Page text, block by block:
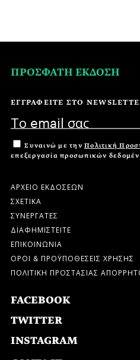
ΠΡΟΣΦΑΤΗ ΕΚΔΟΣΗ
ΕΓΓΡΑΦΕΙΤΕ ΣΤΟ
Συναινώ με την Πολιτική
επεξεργασία προσωπικών
ΑΡΧΕΙΟ ΕΚΔΟΣΕΩΝ
ΣΧΕΤΙΚΑ
ΣΥΝΕΡΓΑΤΕΣ
ΔΙΑΦΗΜΙΣΤΕΙΤΕ
ΕΠΙΚΟΙΝΩΝΙΑ
ΟΡΟΙ & ΠΡΟΫΠΟΘΕΣΕΙΣ ΧΡΗΣΗΣ
ΠΟΛΙΤΙΚΗ ΠΡΟΣΤΑΣΙΑΣ
FACEBOOK
TWITTER
INSTAGRAM